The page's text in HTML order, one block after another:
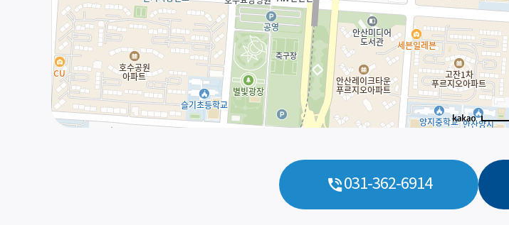
031-362-6914
바로 예약
이름
연락처 -
센터
예약날짜